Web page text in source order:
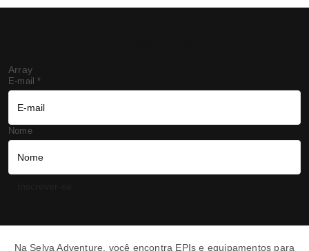
Array
E-mail *
Nome
Na Selva Adventure, você encontra EPIs e equipamentos para